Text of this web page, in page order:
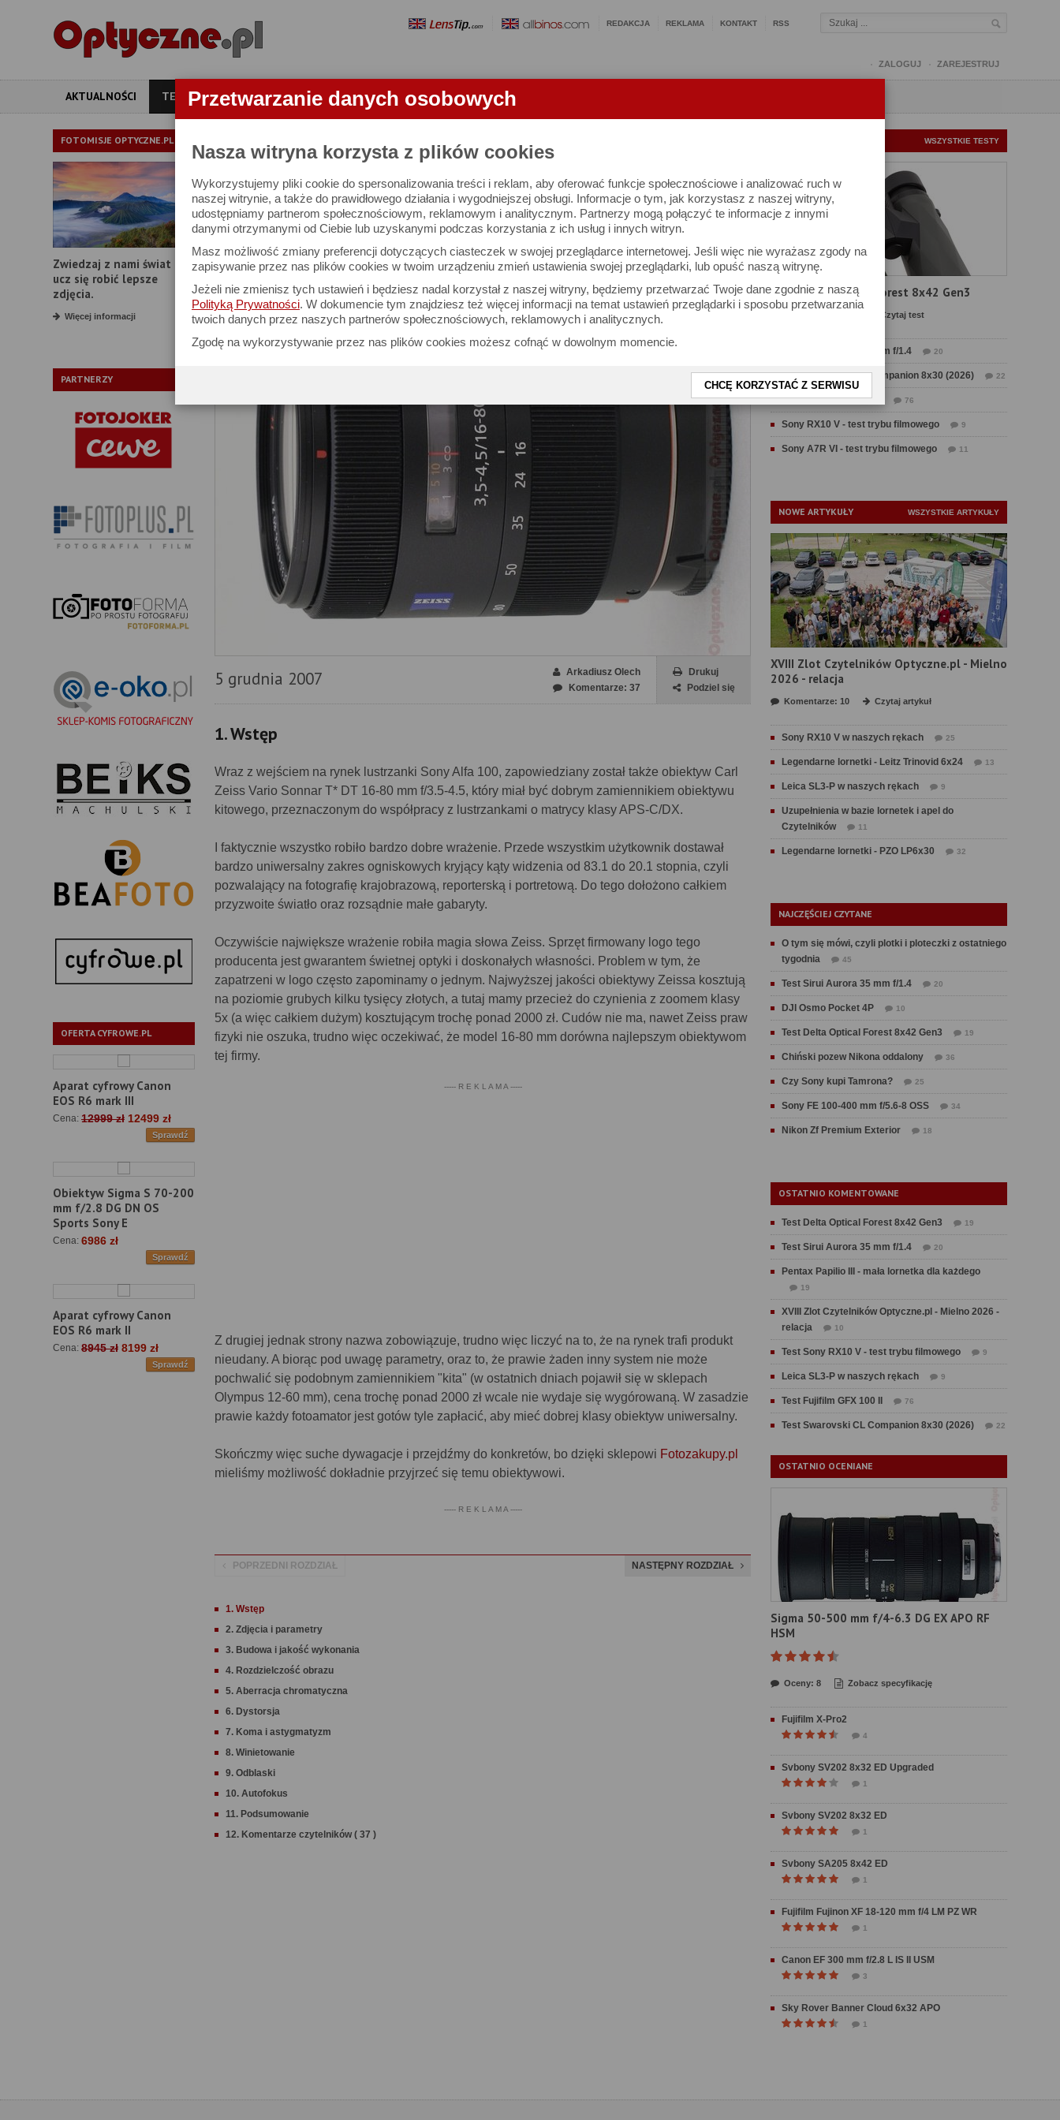
Przetwarzanie danych osobowych
Nasza witryna korzysta z plików cookies
Wykorzystujemy pliki cookie do spersonalizowania treści i reklam, aby oferować funkcje społecznościowe i analizować ruch w
naszej witrynie, a także do prawidłowego działania i wygodniejszej obsługi. Informacje o tym, jak korzystasz z naszej witryny,
udostępniamy partnerom społecznościowym, reklamowym i analitycznym. Partnerzy mogą połączyć te informacje z innymi
danymi otrzymanymi od Ciebie lub uzyskanymi podczas korzystania z ich usług i innych witryn.
Masz możliwość zmiany preferencji dotyczących ciasteczek w swojej przeglądarce internetowej. Jeśli więc nie wyrażasz zgody na
zapisywanie przez nas plików cookies w twoim urządzeniu zmień ustawienia swojej przeglądarki, lub opuść naszą witrynę.
Jeżeli nie zmienisz tych ustawień i będziesz nadal korzystał z naszej witryny, będziemy przetwarzać Twoje dane zgodnie z naszą
Polityką Prywatności. W dokumencie tym znajdziesz też więcej informacji na temat ustawień przeglądarki i sposobu przetwarzania
twoich danych przez naszych partnerów społecznościowych, reklamowych i analitycznych.
Zgodę na wykorzystywanie przez nas plików cookies możesz cofnąć w dowolnym momencie.
CHCĘ KORZYSTAĆ Z SERWISU
REDAKCJA REKLAMA KONTAKT RSS
ZALOGUJ ZAREJESTRUJ
AKTUALNOŚCI TESTY ARTYKUŁY APARATY OBIEKTYWY LORNETKI
FOTOMISJE OPTYCZNE.PL
Zwiedzaj z nami świat i
ucz się robić lepsze
zdjęcia.
Więcej informacji
PARTNERZY
OFERTA CYFROWE.PL
Aparat cyfrowy Canon
EOS R6 mark III
Cena: 12999 zł 12499 zł
Sprawdź
Obiektyw Sigma S 70-200
mm f/2.8 DG DN OS
Sports Sony E
Cena: 6986 zł
Sprawdź
Aparat cyfrowy Canon
EOS R6 mark II
Cena: 8945 zł 8199 zł
Sprawdź
TEST OBIEKTYWU
Sony Carl Zeiss Vario-Sonnar T* DT 16-80 mm f/3.5-4.5 -
test obiektywu
5 grudnia 2007
Drukuj
Podziel się
Arkadiusz Olech
Komentarze: 37
1. Wstęp
Wraz z wejściem na rynek lustrzanki Sony Alfa 100, zapowiedziany został także obiektyw Carl
Zeiss Vario Sonnar T* DT 16-80 mm f/3.5-4.5, który miał być dobrym zamiennikiem obiektywu
kitowego, przeznaczonym do współpracy z lustrzankami o matrycy klasy APS-C/DX.
I faktycznie wszystko robiło bardzo dobre wrażenie. Przede wszystkim użytkownik dostawał
bardzo uniwersalny zakres ogniskowych kryjący kąty widzenia od 83.1 do 20.1 stopnia, czyli
pozwalający na fotografię krajobrazową, reporterską i portretową. Do tego dołożono całkiem
przyzwoite światło oraz rozsądnie małe gabaryty.
Oczywiście największe wrażenie robiła magia słowa Zeiss. Sprzęt firmowany logo tego
producenta jest gwarantem świetnej optyki i doskonałych własności. Problem w tym, że
zapatrzeni w logo często zapominamy o jednym. Najwyższej jakości obiektywy Zeissa kosztują
na poziomie grubych kilku tysięcy złotych, a tutaj mamy przecież do czynienia z zoomem klasy
5x (a więc całkiem dużym) kosztującym trochę ponad 2000 zł. Cudów nie ma, nawet Zeiss praw
fizyki nie oszuka, trudno więc oczekiwać, że model 16-80 mm dorówna najlepszym obiektywom
tej firmy.
----- R E K L A M A -----
Z drugiej jednak strony nazwa zobowiązuje, trudno więc liczyć na to, że na rynek trafi produkt
nieudany. A biorąc pod uwagę parametry, oraz to, że prawie żaden inny system nie może
pochwalić się podobnym zamiennikiem "kita" (w ostatnich dniach pojawił się w sklepach
Olympus 12-60 mm), cena trochę ponad 2000 zł wcale nie wydaje się wygórowaną. W zasadzie
prawie każdy fotoamator jest gotów tyle zapłacić, aby mieć dobrej klasy obiektyw uniwersalny.
Skończmy więc suche dywagacje i przejdźmy do konkretów, bo dzięki sklepowi Fotozakupy.pl
mieliśmy możliwość dokładnie przyjrzeć się temu obiektywowi.
----- R E K L A M A -----
POPRZEDNI ROZDZIAŁ NASTĘPNY ROZDZIAŁ
1. Wstęp
2. Zdjęcia i parametry
3. Budowa i jakość wykonania
4. Rozdzielczość obrazu
5. Aberracja chromatyczna
6. Dystorsja
7. Koma i astygmatyzm
8. Winietowanie
9. Odblaski
10. Autofokus
11. Podsumowanie
12. Komentarze czytelników ( 37 )
WSZYSTKIE TESTY
Test Delta Optical Forest 8x42 Gen3
Czytaj test
Test Sirui Aurora 35 mm f/1.4 20
Test Swarovski CL Companion 8x30 (2026) 22
Test Fujifilm GFX 100 II 76
Sony RX10 V - test trybu filmowego 9
Sony A7R VI - test trybu filmowego 11
NOWE ARTYKUŁY WSZYSTKIE ARTYKUŁY
XVIII Zlot Czytelników Optyczne.pl - Mielno
2026 - relacja
Komentarze: 10 Czytaj artykuł
Sony RX10 V w naszych rękach 25
Legendarne lornetki - Leitz Trinovid 6x24 13
Leica SL3-P w naszych rękach 9
Uzupełnienia w bazie lornetek i apel do
Czytelników
11
Legendarne lornetki - PZO LP6x30 32
NAJCZĘŚCIEJ CZYTANE
O tym się mówi, czyli plotki i ploteczki z ostatniego
tygodnia
45
Test Sirui Aurora 35 mm f/1.4 20
DJI Osmo Pocket 4P 10
Test Delta Optical Forest 8x42 Gen3 19
Chiński pozew Nikona oddalony 36
Czy Sony kupi Tamrona? 25
Sony FE 100-400 mm f/5.6-8 OSS 34
Nikon Zf Premium Exterior 18
OSTATNIO KOMENTOWANE
Test Delta Optical Forest 8x42 Gen3 19
Test Sirui Aurora 35 mm f/1.4 20
Pentax Papilio III - mała lornetka dla każdego
19
XVIII Zlot Czytelników Optyczne.pl - Mielno 2026 -
relacja
10
Test Sony RX10 V - test trybu filmowego 9
Leica SL3-P w naszych rękach 9
Test Fujifilm GFX 100 II 76
Test Swarovski CL Companion 8x30 (2026) 22
OSTATNIO OCENIANE
Sigma 50-500 mm f/4-6.3 DG EX APO RF
HSM
Oceny: 8 Zobacz specyfikację
Fujifilm X-Pro2
4
Svbony SV202 8x32 ED Upgraded
1
Svbony SV202 8x32 ED
1
Svbony SA205 8x42 ED
1
Fujifilm Fujinon XF 18-120 mm f/4 LM PZ WR
1
Canon EF 300 mm f/2.8 L IS II USM
3
Sky Rover Banner Cloud 6x32 APO
1